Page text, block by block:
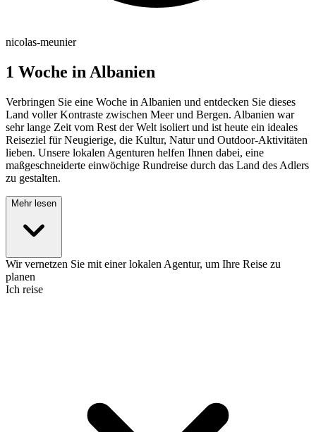
nicolas-meunier
1 Woche in Albanien
Verbringen Sie eine Woche in Albanien und entdecken Sie dieses
Land voller Kontraste zwischen Meer und Bergen. Albanien war
sehr lange Zeit vom Rest der Welt isoliert und ist heute ein ideales
Reiseziel für Neugierige, die Kultur, Natur und Outdoor-Aktivitäten
lieben. Unsere lokalen Agenturen helfen Ihnen dabei, eine
maßgeschneiderte einwöchige Rundreise durch das Land des Adlers
zu gestalten.
Mehr lesen
Wir vernetzen Sie mit einer lokalen Agentur, um Ihre Reise zu
planen
Ich reise